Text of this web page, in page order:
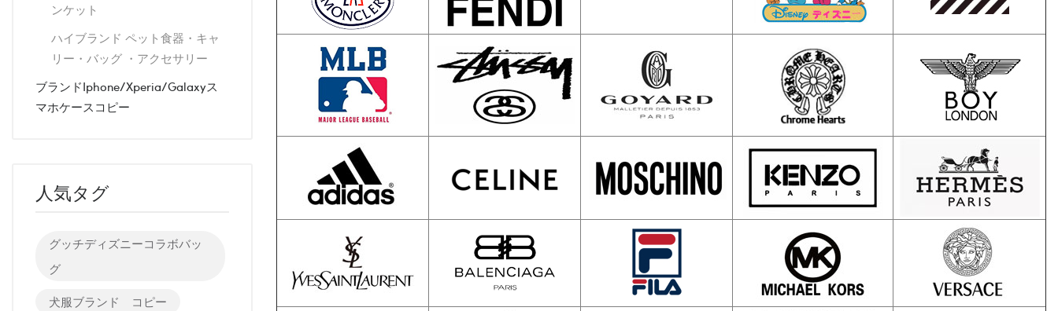
ンケット
ハイブランド ペット食器・キャ
リー・バッグ ・アクセサリー
ブランドiphone/xperia/galaxyス
マホケースコピー
人気タグ
グッチディズニーコラボバッ
グ
犬服ブランド コピー